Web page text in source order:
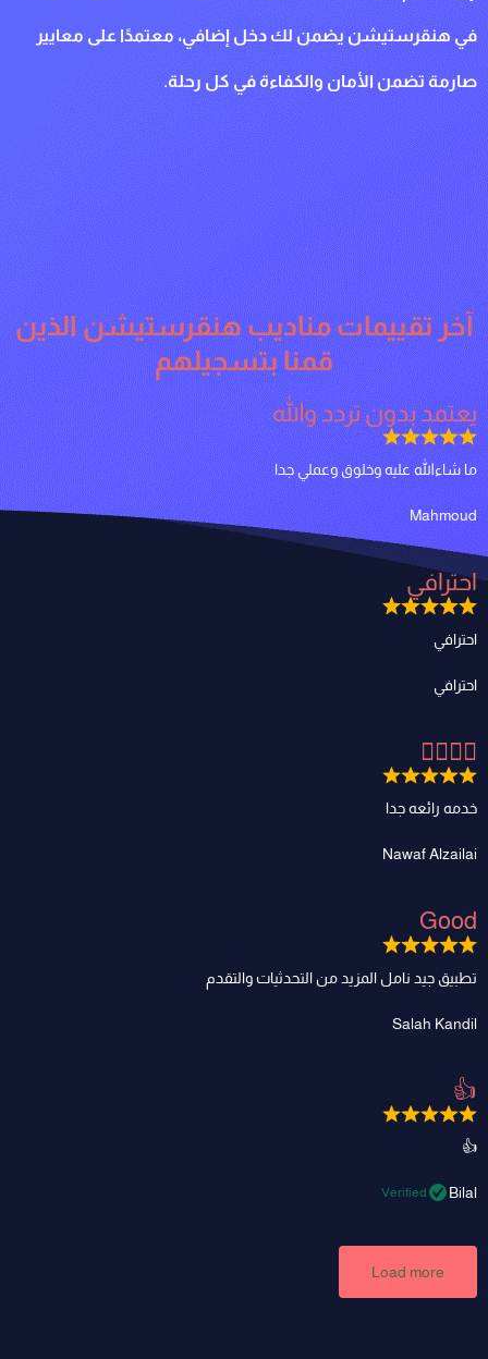
في هنقرستيشن يضمن لك دخل إضافي، معتمدًا على معايير
صارمة تضمن الأمان والكفاءة في كل رحلة.
آخر تقييمات مناديب هنقرستيشن الذين
قمنا بتسجيلهم
يعتمد بدون تردد والله
ما شاءالله عليه وخلوق وعملي جدا
Mahmoud
احترافي
احترافي
احترافي
👍🏻👍🏻
خدمه رائعه جدا
Nawaf Alzailai
Good
تطبيق جيد نامل المزيد من التحدثيات والتقدم
Salah Kandil
👍
👍
Bilal
Verified
Load more